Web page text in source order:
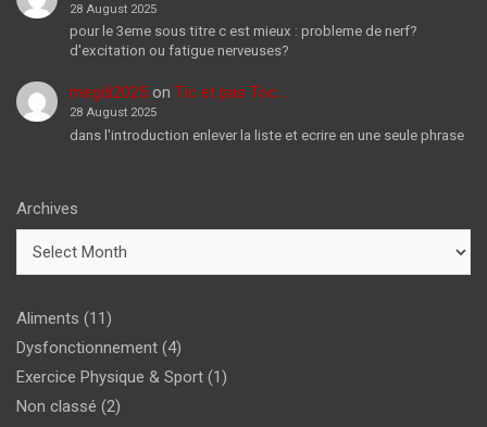
28 August 2025
pour le 3eme sous titre c est mieux : probleme de nerf?
d'excitation ou fatigue nerveuses?
megdi2025on Tic et pas Toc…
28 August 2025
dans l'introduction enlever la liste et ecrire en une seule phrase
Archives
Aliments (11)
Dysfonctionnement (4)
Exercice Physique & Sport (1)
Non classé (2)